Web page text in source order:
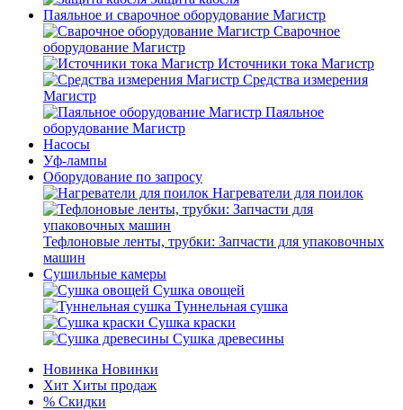
Паяльное и сварочное оборудование Магистр
Сварочное
оборудование Магистр
Источники тока Магистр
Средства измерения
Магистр
Паяльное
оборудование Магистр
Насосы
Уф-лампы
Оборудование по запросу
Нагреватели для поилок
Тефлоновые ленты, трубки: Запчасти для упаковочных
машин
Сушильные камеры
Сушка овощей
Туннельная сушка
Сушка краски
Сушка древесины
Новинка Новинки
Хит Хиты продаж
% Скидки